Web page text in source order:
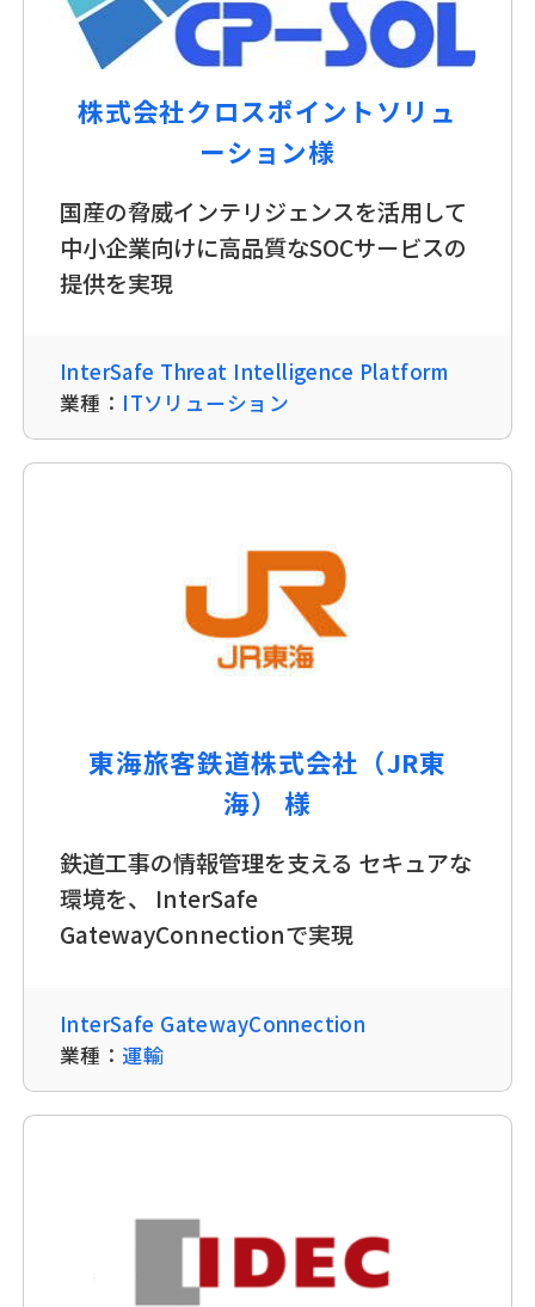
株式会社クロスポイントソリュ
ーション様
国産の脅威インテリジェンスを活用して
中小企業向けに高品質なSOCサービスの
提供を実現
InterSafe Threat Intelligence Platform
業種： ITソリューション
東海旅客鉄道株式会社（JR東
海） 様
鉄道工事の情報管理を支える セキュアな
環境を、 InterSafe
GatewayConnectionで実現
InterSafe GatewayConnection
業種： 運輸